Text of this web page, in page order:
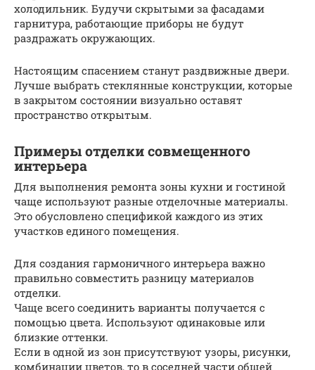
холодильник. Будучи скрытыми за фасадами
гарнитура, работающие приборы не будут
раздражать окружающих.
Настоящим спасением станут раздвижные двери.
Лучше выбрать стеклянные конструкции, которые
в закрытом состоянии визуально оставят
пространство открытым.
Примеры отделки совмещенного
интерьера
Для выполнения ремонта зоны кухни и гостиной
чаще используют разные отделочные материалы.
Это обусловлено спецификой каждого из этих
участков единого помещения.
Для создания гармоничного интерьера важно
правильно совместить разницу материалов
отделки.
Чаще всего соединить варианты получается с
помощью цвета. Используют одинаковые или
близкие оттенки.
Если в одной из зон присутствуют узоры, рисунки,
комбинации цветов, то в соседней части общей